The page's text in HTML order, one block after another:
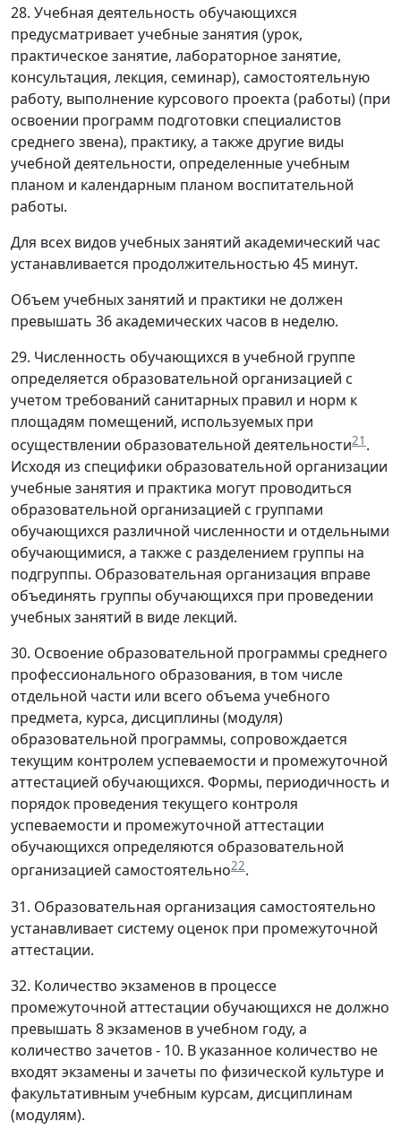
28. Учебная деятельность обучающихся
предусматривает учебные занятия (урок,
практическое занятие, лабораторное занятие,
консультация, лекция, семинар), самостоятельную
работу, выполнение курсового проекта (работы) (при
освоении программ подготовки специалистов
среднего звена), практику, а также другие виды
учебной деятельности, определенные учебным
планом и календарным планом воспитательной
работы.
Для всех видов учебных занятий академический час
устанавливается продолжительностью 45 минут.
Объем учебных занятий и практики не должен
превышать 36 академических часов в неделю.
29. Численность обучающихся в учебной группе
определяется образовательной организацией с
учетом требований санитарных правил и норм к
площадям помещений, используемых при
осуществлении образовательной деятельности21 .
Исходя из специфики образовательной организации
учебные занятия и практика могут проводиться
образовательной организацией с группами
обучающихся различной численности и отдельными
обучающимися, а также с разделением группы на
подгруппы. Образовательная организация вправе
объединять группы обучающихся при проведении
учебных занятий в виде лекций.
30. Освоение образовательной программы среднего
профессионального образования, в том числе
отдельной части или всего объема учебного
предмета, курса, дисциплины (модуля)
образовательной программы, сопровождается
текущим контролем успеваемости и промежуточной
аттестацией обучающихся. Формы, периодичность и
порядок проведения текущего контроля
успеваемости и промежуточной аттестации
обучающихся определяются образовательной
организацией самостоятельно22.
31. Образовательная организация самостоятельно
устанавливает систему оценок при промежуточной
аттестации.
32. Количество экзаменов в процессе
промежуточной аттестации обучающихся не должно
превышать 8 экзаменов в учебном году, а
количество зачетов - 10. В указанное количество не
входят экзамены и зачеты по физической культуре и
факультативным учебным курсам, дисциплинам
(модулям).